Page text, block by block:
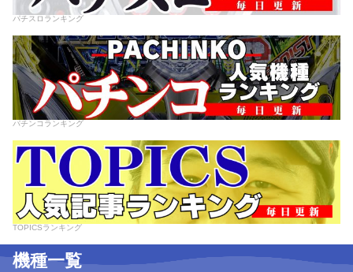
パチスロランキング
パチンコランキング
TOPICSランキング
機種一覧